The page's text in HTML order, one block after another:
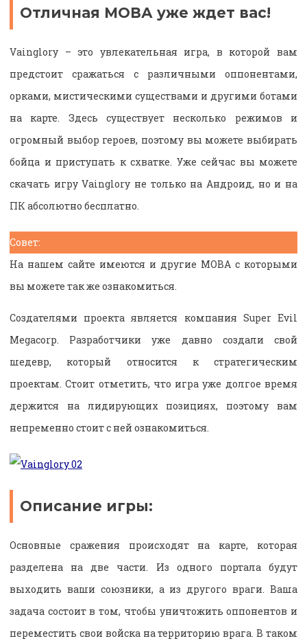
Отличная МОВА уже ждет вас!
Vainglory – это увлекательная игра, в которой вам
предстоит сражаться с различными оппонентами,
орками, мистическими существами и другими ботами
на карте. Здесь существует несколько режимов и
огромный выбор героев, поэтому вы можете выбирать
бойца и приступать к схватке. Уже сейчас вы можете
скачать игру Vainglory не только на Андроид, но и на
ПК абсолютно бесплатно.
Совет:
На нашем сайте имеются и другие МОВА с которыми
вы можете так же ознакомиться.
Создателями проекта является компания Super Evil
Megacorp. Разработчики уже давно создали свой
шедевр, который относится к стратегическим
проектам. Стоит отметить, что игра уже долгое время
держится на лидирующих позициях, поэтому вам
непременно стоит с ней ознакомиться.
Описание игры:
Основные сражения происходят на карте, которая
разделена на две части. Из одного портала будут
выходить ваши союзники, а из другого враги. Ваша
задача состоит в том, чтобы уничтожить оппонентов и
переместить свои войска на территорию врага. В таком